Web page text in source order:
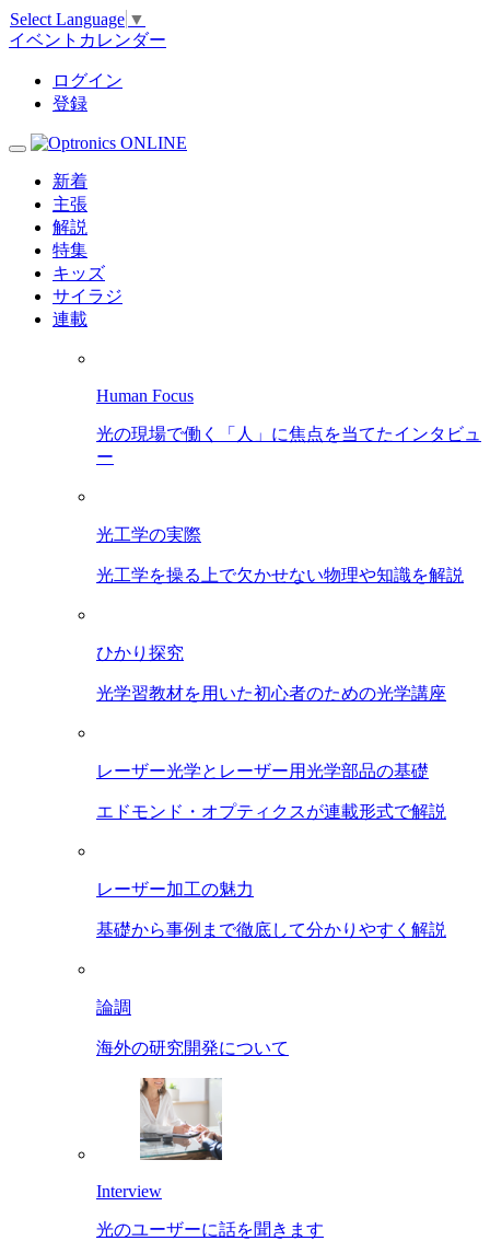
Select Language ▼
イベントカレンダー
ログイン
登録
新着
主張
解説
特集
キッズ
サイラジ
連載
Human Focus
光の現場で働く「人」に焦点を当てたインタビュ
ー
光工学の実際
光工学を操る上で欠かせない物理や知識を解説
ひかり探究
光学習教材を用いた初心者のための光学講座
レーザー光学とレーザー用光学部品の基礎
エドモンド・オプティクスが連載形式で解説
レーザー加工の魅力
基礎から事例まで徹底して分かりやすく解説
論調
海外の研究開発について
Interview
光のユーザーに話を聞きます